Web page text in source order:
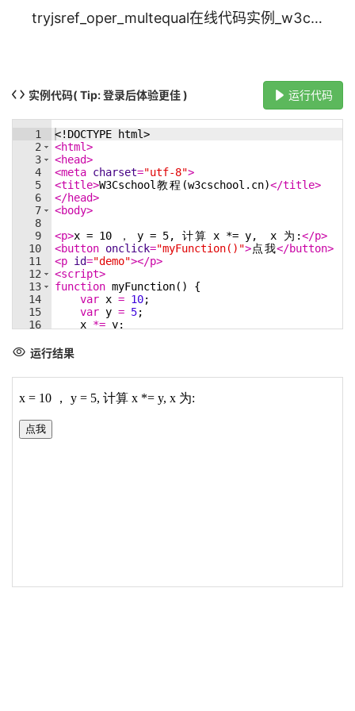
tryjsref_oper_multequal在线代码实例_w3cschool
实例代码( Tip: 登录后体验更佳 ) 运行代码
1
2
3
4
5
6
7
8
9
10
11
12
13
14
15
16
18
19
20
22
<! DOCTYPE html>
<html>
<head>
<meta charset="utf-8">
<title>W3Cschool 教程 (w3cschool.cn)</title>
</head>
<body>
<p>x = 10 ， y = 5, 计算 x *= y,  x 为 :</p>
<button onclick="myFunction()">点我</button>
<p id="demo"></p>
<script>
function myFunction( )
{
var x = 10;
var y = 5;
x *= y;
}
</script
</
html>
运行结果